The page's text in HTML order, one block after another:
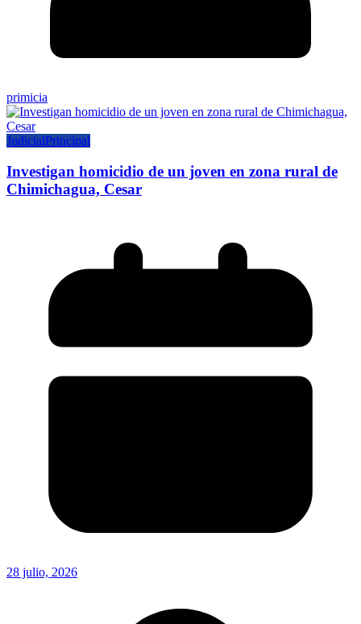
primicia
JudicialPrincipal
Investigan homicidio de un joven en zona rural de
Chimichagua, Cesar
28 julio, 2026